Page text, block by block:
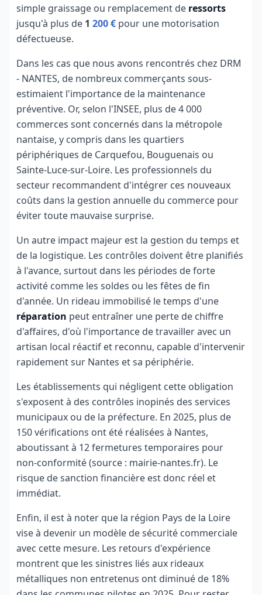
simple graissage ou remplacement de ressorts
jusqu'à plus de 1 200 € pour une motorisation
défectueuse.
Dans les cas que nous avons rencontrés chez DRM
- NANTES, de nombreux commerçants sous-
estimaient l'importance de la maintenance
préventive. Or, selon l'INSEE, plus de 4 000
commerces sont concernés dans la métropole
nantaise, y compris dans les quartiers
périphériques de Carquefou, Bouguenais ou
Sainte-Luce-sur-Loire. Les professionnels du
secteur recommandent d'intégrer ces nouveaux
coûts dans la gestion annuelle du commerce pour
éviter toute mauvaise surprise.
Un autre impact majeur est la gestion du temps et
de la logistique. Les contrôles doivent être planifiés
à l'avance, surtout dans les périodes de forte
activité comme les soldes ou les fêtes de fin
d'année. Un rideau immobilisé le temps d'une
réparation peut entraîner une perte de chiffre
d'affaires, d'où l'importance de travailler avec un
artisan local réactif et reconnu, capable d'intervenir
rapidement sur Nantes et sa périphérie.
Les établissements qui négligent cette obligation
s'exposent à des contrôles inopinés des services
municipaux ou de la préfecture. En 2025, plus de
150 vérifications ont été réalisées à Nantes,
aboutissant à 12 fermetures temporaires pour
non-conformité (source : mairie-nantes.fr). Le
risque de sanction financière est donc réel et
immédiat.
Enfin, il est à noter que la région Pays de la Loire
vise à devenir un modèle de sécurité commerciale
avec cette mesure. Les retours d'expérience
montrent que les sinistres liés aux rideaux
métalliques non entretenus ont diminué de 18%